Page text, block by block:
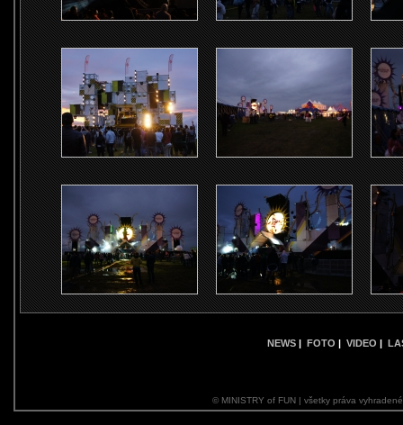
NEWS | FOTO | VIDEO |
© MINISTRY of FUN | všetky práva